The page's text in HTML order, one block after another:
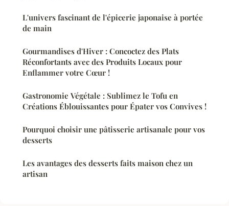
L'univers fascinant de l'épicerie japonaise à portée
de main
Gourmandises d'Hiver : Concoctez des Plats
Réconfortants avec des Produits Locaux pour
Enflammer votre Cœur !
Gastronomie Végétale : Sublimez le Tofu en
Créations Éblouissantes pour Épater vos Convives !
Pourquoi choisir une pâtisserie artisanale pour vos
desserts
Les avantages des desserts faits maison chez un
artisan